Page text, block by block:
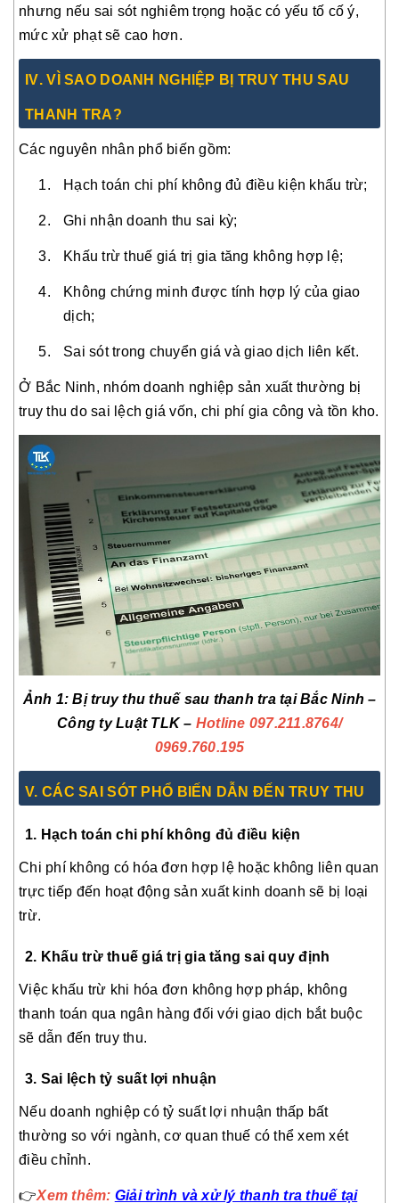
nhưng nếu sai sót nghiêm trọng hoặc có yếu tố cố ý,
mức xử phạt sẽ cao hơn.
IV. VÌ SAO DOANH NGHIỆP BỊ TRUY THU SAU
THANH TRA?
Các nguyên nhân phổ biến gồm:
Hạch toán chi phí không đủ điều kiện khấu trừ;
Ghi nhận doanh thu sai kỳ;
Khấu trừ thuế giá trị gia tăng không hợp lệ;
Không chứng minh được tính hợp lý của giao
dịch;
Sai sót trong chuyển giá và giao dịch liên kết.
Ở Bắc Ninh, nhóm doanh nghiệp sản xuất thường bị
truy thu do sai lệch giá vốn, chi phí gia công và tồn kho.
Ảnh 1: Bị truy thu thuế sau thanh tra tại Bắc Ninh –
Công ty Luật TLK – Hotline 097.211.8764/
0969.760.195
V. CÁC SAI SÓT PHỔ BIẾN DẪN ĐẾN TRUY THU
1. Hạch toán chi phí không đủ điều kiện
Chi phí không có hóa đơn hợp lệ hoặc không liên quan
trực tiếp đến hoạt động sản xuất kinh doanh sẽ bị loại
trừ.
2. Khấu trừ thuế giá trị gia tăng sai quy định
Việc khấu trừ khi hóa đơn không hợp pháp, không
thanh toán qua ngân hàng đối với giao dịch bắt buộc
sẽ dẫn đến truy thu.
3. Sai lệch tỷ suất lợi nhuận
Nếu doanh nghiệp có tỷ suất lợi nhuận thấp bất
thường so với ngành, cơ quan thuế có thể xem xét
điều chỉnh.
👉Xem thêm: Giải trình và xử lý thanh tra thuế tại